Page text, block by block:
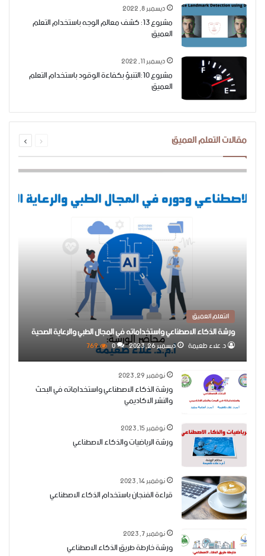
ديسمبر 8, 2022
مشروع 13: كشف معالم الوجه باستخدام التعلم
العميق
ديسمبر 11, 2022
مشروع 10:التنبؤ بكفاءة الوقود باستخدام التعلم
العميق
مقالات التعلم العميق الصفحة
التعلم العميق
ورشة الذكاء الاصطناعي واستخداماته في المجال الطبي والرعاية الصحية
د. علاء طعيمة ديسمبر 26, 2023 0
769
نوفمبر 29, 2023
ورشة الذكاء الاصطناعي واستخداماته في البحث
والنشر الاكاديمي
نوفمبر 15, 2023
ورشة الرياضيات والذكاء الاصطناعي
نوفمبر 14, 2023
قراءة الفنجان باستخدام الذكاء الاصطناعي
نوفمبر 7, 2023
ورشة خارطة طريق الذكاء الاصطناعي